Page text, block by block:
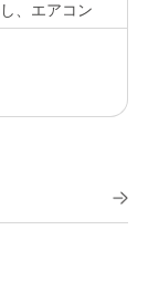
、エアコン